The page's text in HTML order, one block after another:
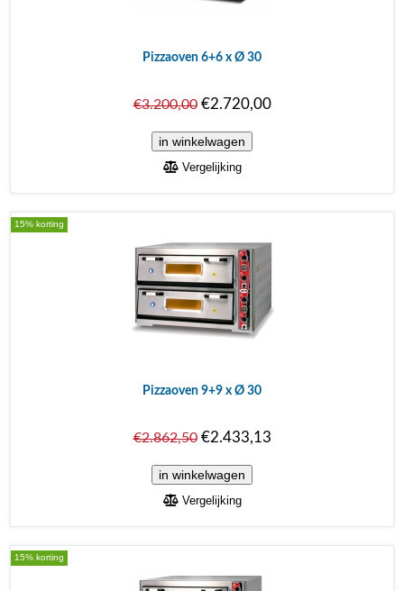
Pizzaoven 6+6 x Ø 30
€3.200,00€2.720,00
Vergelijking
15% korting
Pizzaoven 9+9 x Ø 30
€2.862,50€2.433,13
Vergelijking
15% korting